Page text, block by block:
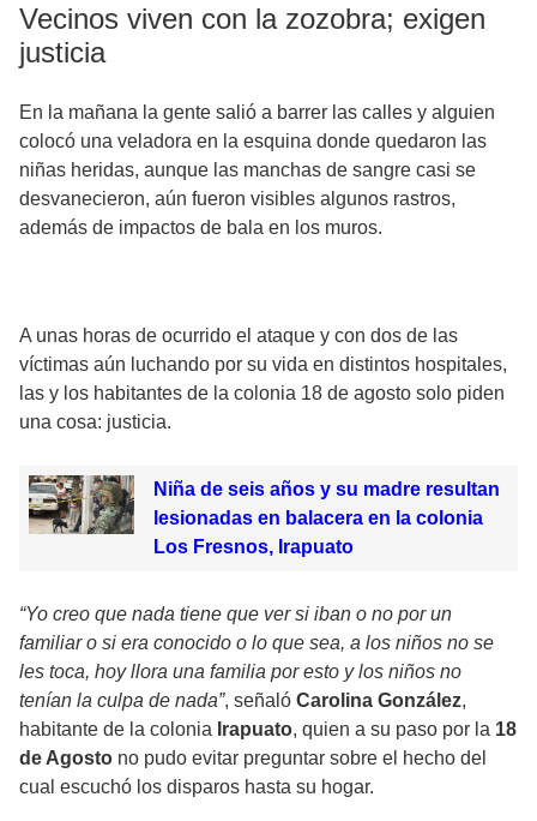
Vecinos viven con la zozobra; exigen
justicia
En la mañana la gente salió a barrer las calles y alguien
colocó una veladora en la esquina donde quedaron las
niñas heridas, aunque las manchas de sangre casi se
desvanecieron, aún fueron visibles algunos rastros,
además de impactos de bala en los muros.
A unas horas de ocurrido el ataque y con dos de las
víctimas aún luchando por su vida en distintos hospitales,
las y los habitantes de la colonia 18 de agosto solo piden
una cosa: justicia.
Niña de seis años y su madre resultan
lesionadas en balacera en la colonia
Los Fresnos, Irapuato
“Yo creo que nada tiene que ver si iban o no por un
familiar o si era conocido o lo que sea, a los niños no se
les toca, hoy llora una familia por esto y los niños no
tenían la culpa de nada”, señaló Carolina González,
habitante de la colonia Irapuato, quien a su paso por la 18
de Agosto no pudo evitar preguntar sobre el hecho del
cual escuchó los disparos hasta su hogar.